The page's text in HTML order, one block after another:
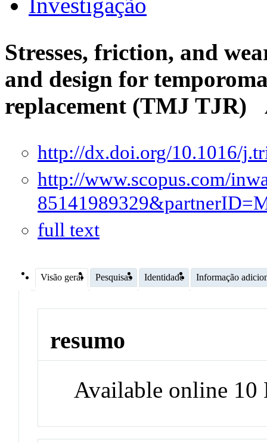
Stresses, friction, and
and design for
replacement (TMJ TJR)
http://dx.doi.org/10.1016/
http://www.scopus.com/
full text
Visão geral Pesquisas Identidade Informação
resumo
Available online 10